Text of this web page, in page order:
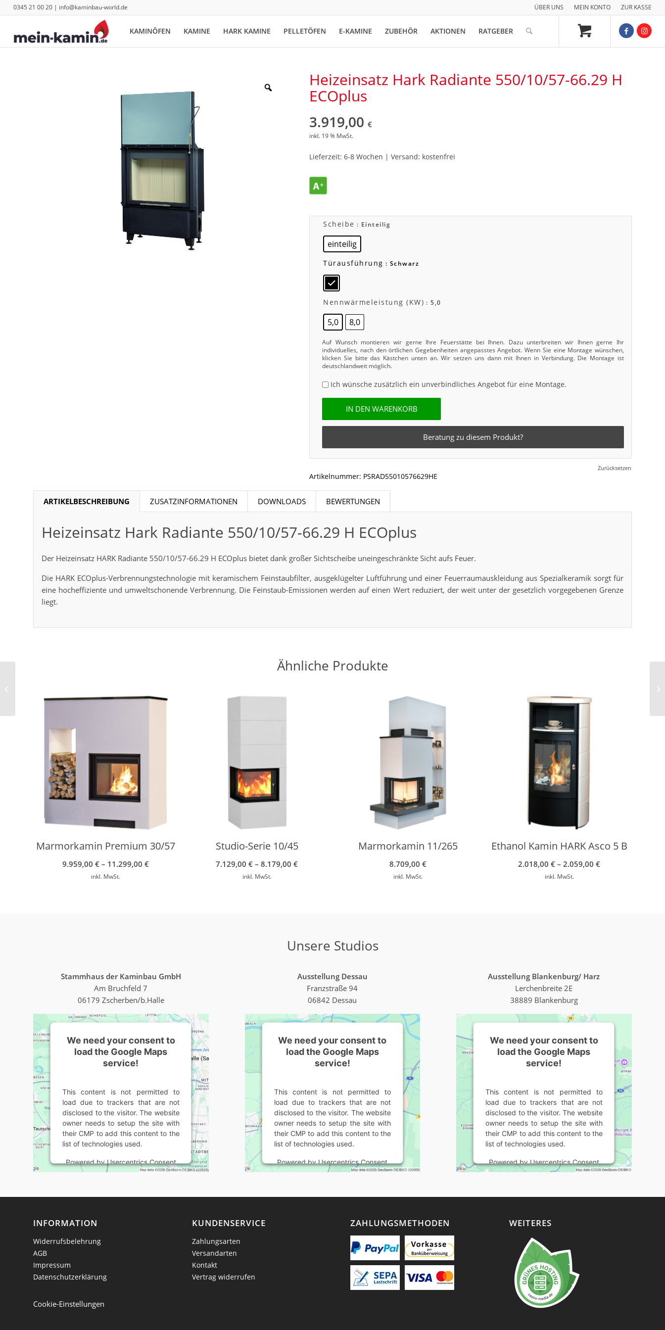
ÜBER UNS MEIN KONTO ZUR KASSE
0345 21 00 20 | info@kaminbau-world.de
KAMINÖFEN KAMINE HARK KAMINE PELLETÖFEN E-KAMINE ZUBEHÖR AKTIONEN RATGEBER
Heizeinsatz Hark Radiante 550/10/57-66.29 H
ECOplus
3.919,00€
inkl. 19 % MwSt.
Lieferzeit: 6-8 Wochen | Versand: kostenfrei
Scheibe : Einteilig
einteilig
Türausführung : Schwarz
Nennwärmeleistung (kW) : 5,0
5,0 8,0
Zurücksetzen
Auf Wunsch montieren wir gerne Ihre Feuerstätte bei Ihnen. Dazu unterbreiten wir Ihnen gerne Ihr
individuelles, nach den örtlichen Gegebenheiten angepasstes Angebot. Wenn Sie eine Montage wünschen,
klicken Sie bitte das Kästchen unten an. Wir setzen uns dann mit Ihnen in Verbindung. Die Montage ist
deutschlandweit möglich.
Ich wünsche zusätzlich ein unverbindliches Angebot für eine Montage.
IN DEN WARENKORB
Beratung zu diesem Produkt?
Artikelnummer: PSRAD55010576629HE
ARTIKELBESCHREIBUNG ZUSATZINFORMATIONEN DOWNLOADS BEWERTUNGEN
Heizeinsatz Hark Radiante 550/10/57-66.29 H ECOplus
Der Heizeinsatz HARK Radiante 550/10/57-66.29 H ECOplus bietet dank großer Sichtscheibe uneingeschränkte Sicht aufs Feuer.
Die HARK ECOplus-Verbrennungstechnologie mit keramischem Feinstaubfilter, ausgeklügelter Luftführung und einer Feuerraumauskleidung aus Spezialkeramik sorgt für
eine hocheffiziente und umweltschonende Verbrennung. Die Feinstaub-Emissionen werden auf einen Wert reduziert, der weit unter der gesetzlich vorgegebenen Grenze
liegt.
Ähnliche Produkte
Marmorkamin Premium 30/57
9.959,00€ – 11.299,00€
inkl. MwSt.
Studio-Serie 10/45
7.129,00€ –8.179,00€
inkl. MwSt.
Marmorkamin 11/265
8.709,00€
inkl. MwSt.
Ethanol Kamin HARK Asco 5 B
2.018,00€ –2.059,00€
inkl. MwSt.
Unsere Studios
Stammhaus der Kaminbau GmbH
Am Bruchfeld 7
06179 Zscherben/b.Halle
We need your consent to
load the Google Maps
service!
This content is not permitted to
load due to trackers that are not
disclosed to the visitor. The website
owner needs to setup the site with
their CMP to add this content to the
list of technologies used.
Powered byUsercentrics Consent
Management Platform
Ausstellung Dessau
Franzstraße 94
06842 Dessau
We need your consent to
load the Google Maps
service!
This content is not permitted to
load due to trackers that are not
disclosed to the visitor. The website
owner needs to setup the site with
their CMP to add this content to the
list of technologies used.
Powered byUsercentrics Consent
Management Platform
Ausstellung Blankenburg/ Harz
Lerchenbreite 2E
38889 Blankenburg
We need your consent to
load the Google Maps
service!
This content is not permitted to
load due to trackers that are not
disclosed to the visitor. The website
owner needs to setup the site with
their CMP to add this content to the
list of technologies used.
Powered byUsercentrics Consent
Management Platform
INFORMATION
Widerrufsbelehrung
AGB
Impressum
Datenschutzerklärung
Cookie-Einstellungen
KUNDENSERVICE
Zahlungsarten
Versandarten
Kontakt
Vertrag widerrufen
ZAHLUNGSMETHODEN WEITERES